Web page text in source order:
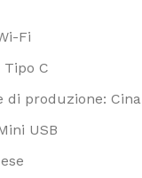
Fi
C
di produzione: Cina
USB